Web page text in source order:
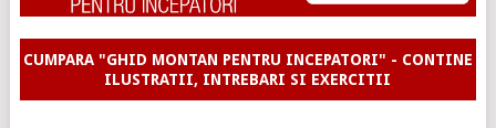
CUMPARA "GHID MONTAN PENTRU INCEPATORI" - CONTINE
ILUSTRATII, INTREBARI SI EXERCITII